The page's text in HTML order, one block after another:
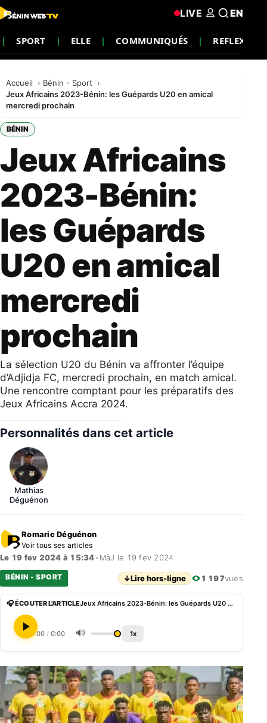
SPORT ELLE COMMUNIQUÉS REFLEXION
LIVE EN
Accueil
Bénin - Sport
Jeux Africains 2023-Bénin: les Guépards U20 en amical
mercredi prochain
BÉNIN
Jeux Africains
2023-Bénin:
les Guépards
U20 en amical
mercredi
prochain
La sélection U20 du Bénin va affronter l’équipe
d’Adjidja FC, mercredi prochain, en match amical.
Une rencontre comptant pour les préparatifs des
Jeux Africains Accra 2024.
Personnalités dans cet article
Mathias
Déguénon
Romaric Déguénon
Voir tous ses articles
Le 19 fev 2024 à 15:34• MàJ le 19 fev 2024
BÉNIN - SPORT ↓Lire hors-ligne 1 197vues
🎧 ÉCOUTER L'ARTICLE Jeux Africains 2023-Bénin: les Guépards U20 en amical mercredi prochain
0:00 / 0:00 🔊 1x